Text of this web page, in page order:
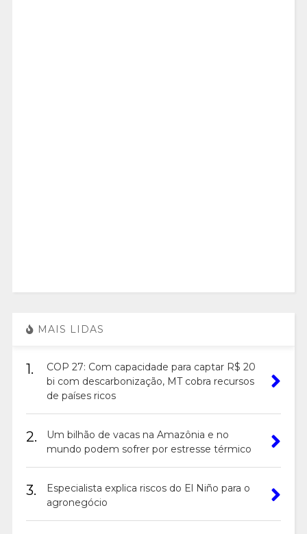
MAIS LIDAS
1.
COP 27: Com capacidade para captar R$ 20
bi com descarbonização, MT cobra recursos
de países ricos
2.
Um bilhão de vacas na Amazônia e no
mundo podem sofrer por estresse térmico
3.
Especialista explica riscos do El Niño para o
agronegócio